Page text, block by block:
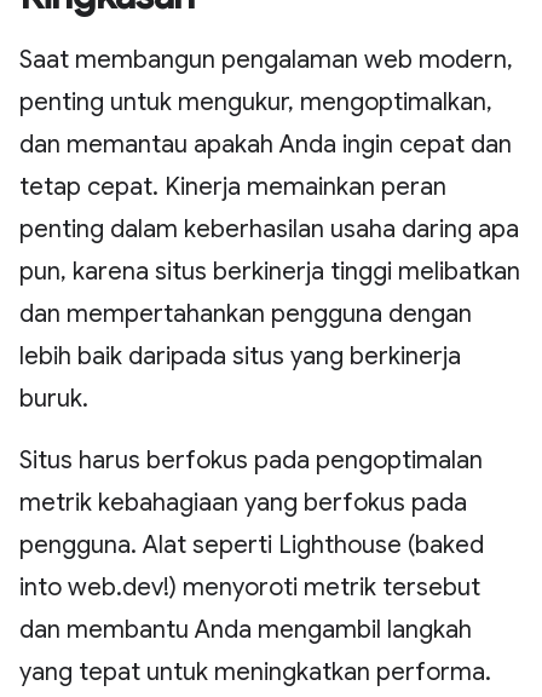
Saat membangun pengalaman web modern,
penting untuk mengukur, mengoptimalkan,
dan memantau apakah Anda ingin cepat dan
tetap cepat. Kinerja memainkan peran
penting dalam keberhasilan usaha daring apa
pun, karena situs berkinerja tinggi melibatkan
dan mempertahankan pengguna dengan
lebih baik daripada situs yang berkinerja
buruk.
Situs harus berfokus pada pengoptimalan
metrik kebahagiaan yang berfokus pada
pengguna. Alat seperti Lighthouse (baked
into web.dev!) menyoroti metrik tersebut
dan membantu Anda mengambil langkah
yang tepat untuk meningkatkan performa.